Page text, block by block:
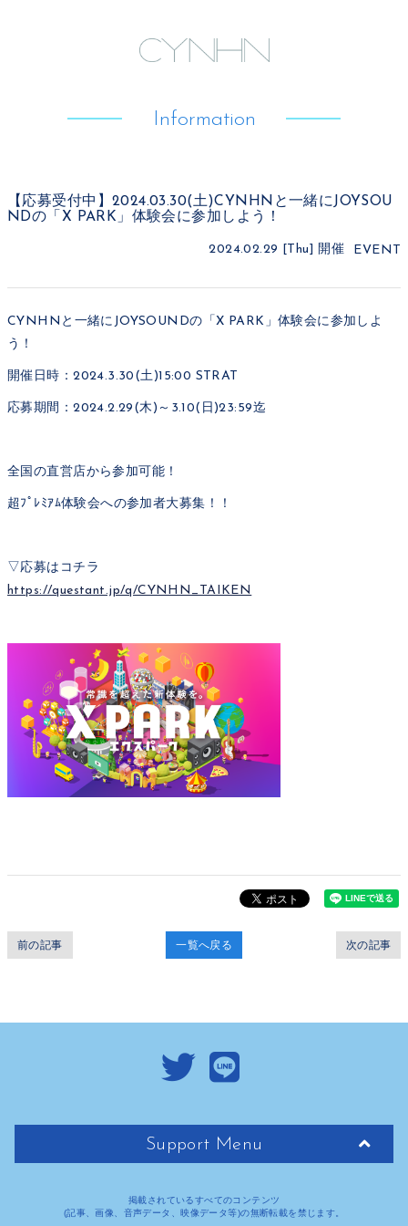
Information
【応募受付中】2024.03.30(土)CYNHNと一緒にJOYSOU
NDの「X PARK」体験会に参加しよう！
2024.02.29 [Thu] 開催 EVENT
CYNHNと一緒にJOYSOUNDの「X PARK」体験会に参加しよ
う！
開催日時：2024.3.30(土)15:00 STRAT
応募期間：2024.2.29(木)～3.10(日)23:59迄
全国の直営店から参加可能！
超ﾌﾟﾚﾐｱﾑ体験会への参加者大募集！！
▽応募はコチラ
https://questant.jp/q/CYNHN_TAIKEN
次の記事
一覧へ戻る
前の記事
Support Menu
掲載されているすべてのコンテンツ
(記事、画像、音声データ、映像データ等)の無断転載を禁じます。